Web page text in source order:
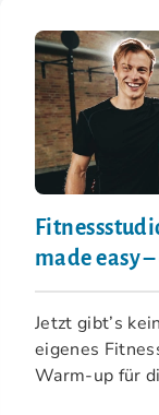
made easy
Jetzt gibt’s
eigenes
Warm-up für